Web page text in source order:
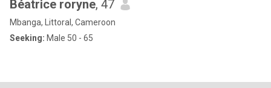
Béatrice roryne, 47
Mbanga, Littoral, Cameroon
Seeking: Male 50 - 65